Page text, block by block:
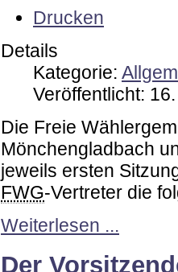
Drucken
Details
Kategorie:
Veröffentlicht:
Die Freie
Mönchengladbach
jeweils ersten
FWG-Vertreter die
Weiterlesen ...
Der